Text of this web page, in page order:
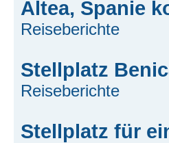
Altea, Spanie
Reiseberichte
Stellplatz
Reiseberichte
Stellplatz für